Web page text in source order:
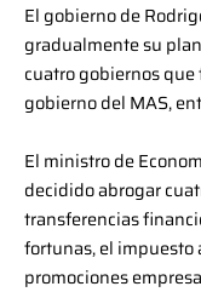
El gobierno de
gradualmente su
cuatro gobiernos
gobierno del MAS,
El ministro de
decidido abrogar
transferencias
fortunas, el impuesto
promociones